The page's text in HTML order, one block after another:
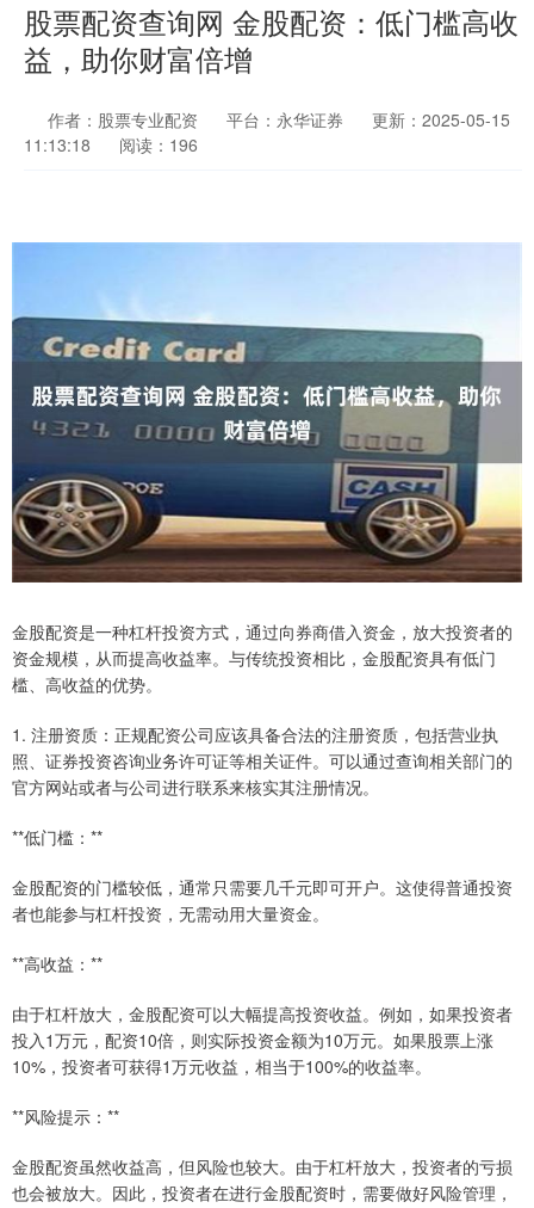
股票配资查询网 金股配资：低门槛高收
益，助你财富倍增
作者：股票专业配资 平台：永华证券
更新：2025-05-15
11:13:18
阅读：196
金股配资是一种杠杆投资方式，通过向券商借入资金，放大投资者的
资金规模，从而提高收益率。与传统投资相比，金股配资具有低门
槛、高收益的优势。
1. 注册资质：正规配资公司应该具备合法的注册资质，包括营业执
照、证券投资咨询业务许可证等相关证件。可以通过查询相关部门的
官方网站或者与公司进行联系来核实其注册情况。
**低门槛：**
金股配资的门槛较低，通常只需要几千元即可开户。这使得普通投资
者也能参与杠杆投资，无需动用大量资金。
**高收益：**
由于杠杆放大，金股配资可以大幅提高投资收益。例如，如果投资者
投入1万元，配资10倍，则实际投资金额为10万元。如果股票上涨
10%，投资者可获得1万元收益，相当于100%的收益率。
**风险提示：**
金股配资虽然收益高，但风险也较大。由于杠杆放大，投资者的亏损
也会被放大。因此，投资者在进行金股配资时，需要做好风险管理，